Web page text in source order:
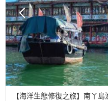
【海洋生態修復之旅】南丫